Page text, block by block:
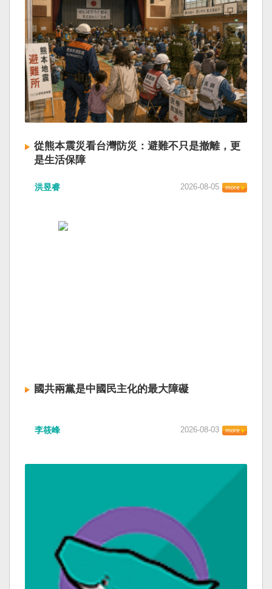
從熊本震災看台灣防災：避難不只是撤離，更
是生活保障
洪昱睿 2026-08-05
國共兩黨是中國民主化的最大障礙
李筱峰 2026-08-03